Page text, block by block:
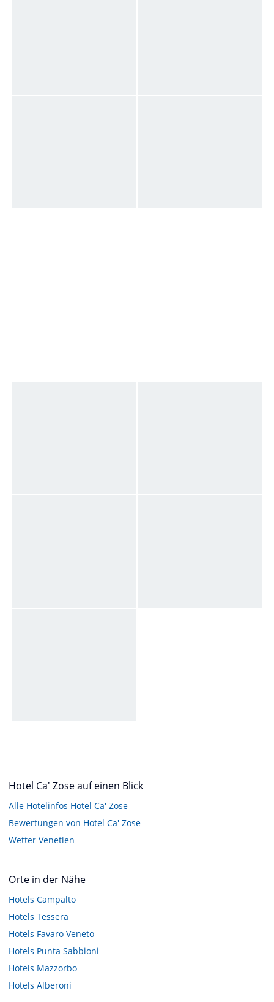
Hotel Ca' Zose auf einen Blick
Alle Hotelinfos Hotel Ca' Zose
Bewertungen von Hotel Ca' Zose
Wetter Venetien
Orte in der Nähe
Hotels Campalto
Hotels Tessera
Hotels Favaro Veneto
Hotels Punta Sabbioni
Hotels Mazzorbo
Hotels Alberoni